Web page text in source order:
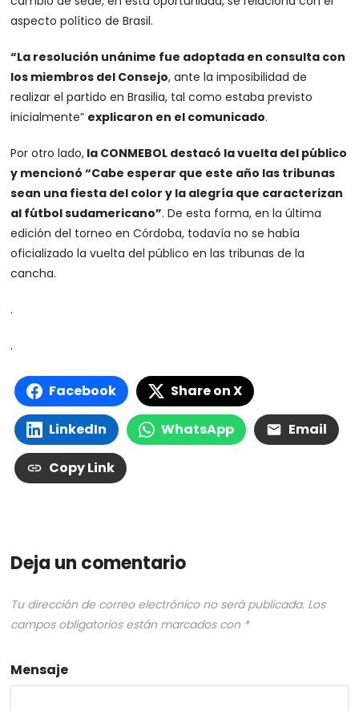
aspecto político de Brasil.
“La resolución unánime fue adoptada en consulta con
los miembros del Consejo, ante la imposibilidad de
realizar el partido en Brasilia, tal como estaba previsto
inicialmente” explicaron en el comunicado.
Por otro lado, la CONMEBOL destacó la vuelta del público
y mencionó “Cabe esperar que este año las tribunas
sean una fiesta del color y la alegría que caracterizan
al fútbol sudamericano”. De esta forma, en la última
edición del torneo en Córdoba, todavía no se había
oficializado la vuelta del público en las tribunas de la
cancha.
.
.
Facebook Share on X
LinkedIn WhatsApp Email
Copy Link
Deja un comentario
Tu dirección de correo electrónico no será publicada. Los
campos obligatorios están marcados con *
Mensaje